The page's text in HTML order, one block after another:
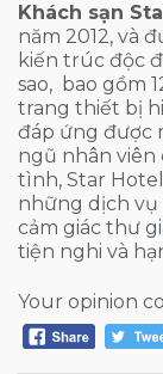
Khách sạn
năm 2012, và
kiến trúc độc
sao, bao gồm
trang thiết bị
đáp ứng được
ngũ nhân viên
tình, Star
những dịch vụ
cảm giác thư
tiện nghi và
Your opinion